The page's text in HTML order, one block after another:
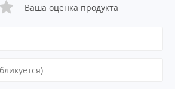
Ваша оценка продукта